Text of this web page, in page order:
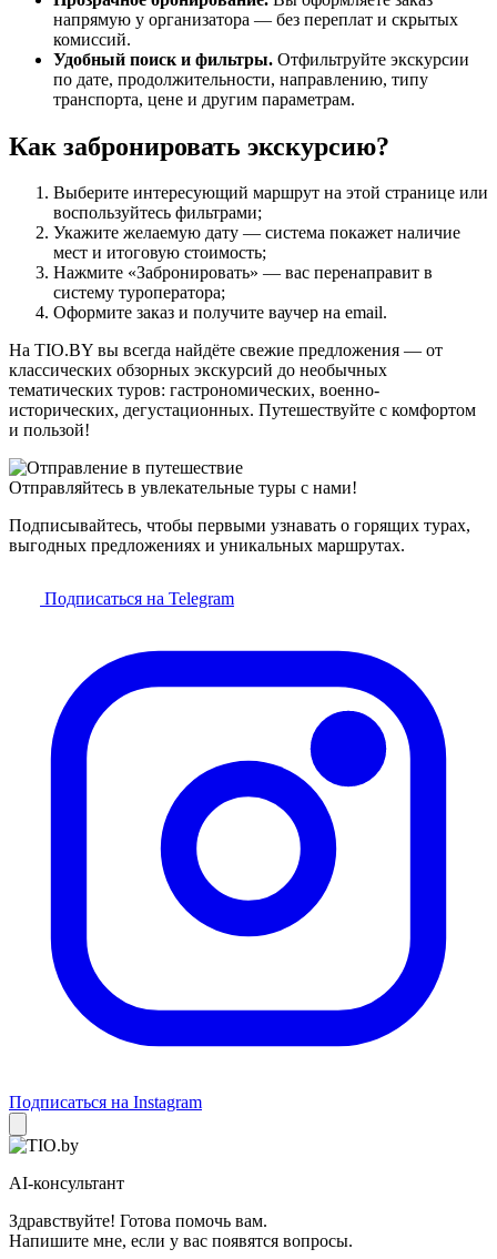
напрямую у организатора — без переплат и скрытых
комиссий.
Удобный поиск и фильтры. Отфильтруйте экскурсии
по дате, продолжительности, направлению, типу
транспорта, цене и другим параметрам.
Как забронировать экскурсию?
Выберите интересующий маршрут на этой странице или
воспользуйтесь фильтрами;
Укажите желаемую дату — система покажет наличие
мест и итоговую стоимость;
Нажмите «Забронировать» — вас перенаправит в
систему туроператора;
Оформите заказ и получите ваучер на email.
На TIO.BY вы всегда найдёте свежие предложения — от
классических обзорных экскурсий до необычных
тематических туров: гастрономических, военно-
исторических, дегустационных. Путешествуйте с комфортом
и пользой!
Отправляйтесь в увлекательные туры с нами!
Подписывайтесь, чтобы первыми узнавать о горящих турах,
выгодных предложениях и уникальных маршрутах.
Подписаться на Telegram
Подписаться на Instagram
AI-консультант
Здравствуйте! Готова помочь вам.
Напишите мне, если у вас появятся вопросы.